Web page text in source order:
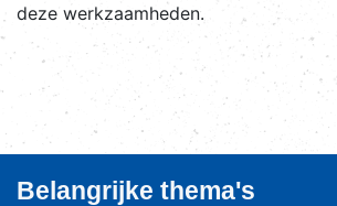
deze werkzaamheden.
Belangrijke thema's